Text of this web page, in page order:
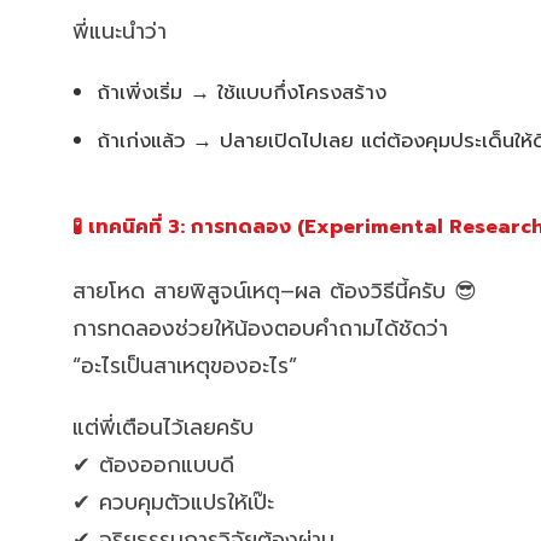
พี่แนะนำว่า
ถ้าเพิ่งเริ่ม → ใช้แบบกึ่งโครงสร้าง
ถ้าเก่งแล้ว → ปลายเปิดไปเลย แต่ต้องคุมประเด็นใ
🧪 เทคนิคที่ 3: การทดลอง (Experimental
สายโหด สายพิสูจน์เหตุ–ผล ต้องวิธีนี้ครับ 😎
การทดลองช่วยให้น้องตอบคำถามได้ชัดว่า
“อะไรเป็นสาเหตุของอะไร”
แต่พี่เตือนไว้เลยครับ
✔ ต้องออกแบบดี
✔ ควบคุมตัวแปรให้เป๊ะ